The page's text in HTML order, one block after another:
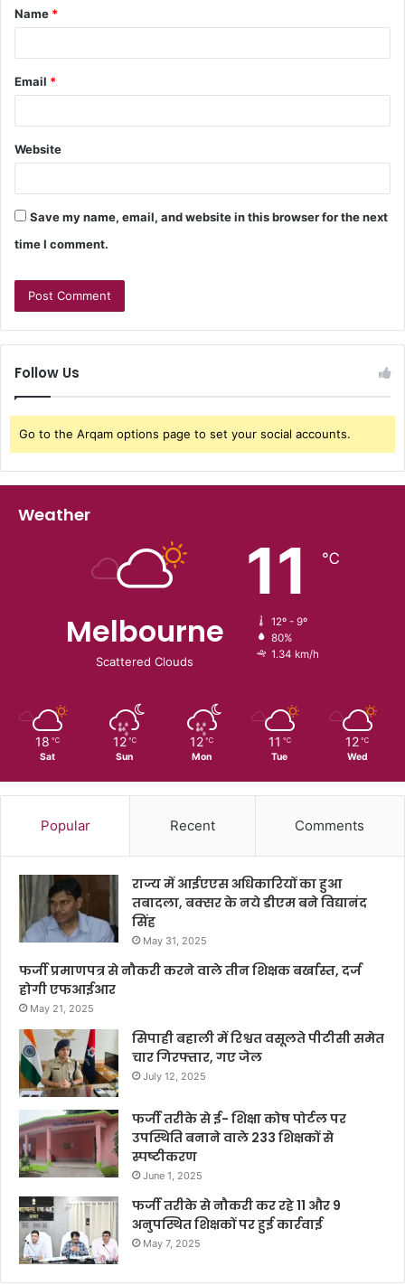
Name *
Email *
Website
Save my name, email, and website in this browser for the next
time I comment.
Follow Us
Go to the Arqam options page to set your social accounts.
Weather
Melbourne
Scattered Clouds
11 ℃
12º - 9º
80%
1.34 km/h
18 ℃
Sat
12 ℃
Sun
12 ℃
Mon
11 ℃
Tue
12 ℃
Wed
Popular Recent Comments
राज्य में आईएएस अधिकारियों का हुआ
तबादला, बक्सर के नये डीएम बने विद्यानंद
सिंह
May 31, 2025
फर्जी प्रमाणपत्र से नौकरी करने वाले तीन शिक्षक बर्खास्त, दर्ज
होगी एफआईआर
May 21, 2025
सिपाही बहाली में रिश्वत वसूलते पीटीसी समेत
चार गिरफ्तार, गए जेल
July 12, 2025
फर्जी तरीके से ई- शिक्षा कोष पोर्टल पर
उपस्थिति बनाने वाले 233 शिक्षकों से
स्पष्टीकरण
June 1, 2025
फर्जी तरीके से नौकरी कर रहे 11 और 9
अनुपस्थित शिक्षकों पर हुई कार्रवाई
May 7, 2025